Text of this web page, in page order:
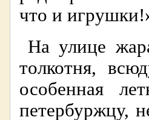
что и
На улице
толкотня,
особенная
петербуржцу,